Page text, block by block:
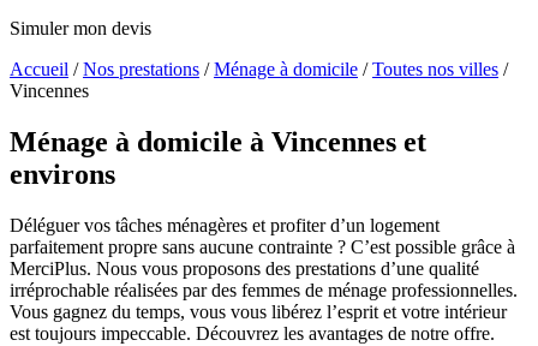
Simuler mon devis
Accueil /Nos prestations /Ménage à domicile /Toutes nos villes /
Vincennes
Ménage à domicile à Vincennes et
environs
Déléguer vos tâches ménagères et profiter d’un logement
parfaitement propre sans aucune contrainte ? C’est possible grâce à
MerciPlus. Nous vous proposons des prestations d’une qualité
irréprochable réalisées par des femmes de ménage professionnelles.
Vous gagnez du temps, vous vous libérez l’esprit et votre intérieur
est toujours impeccable. Découvrez les avantages de notre offre.